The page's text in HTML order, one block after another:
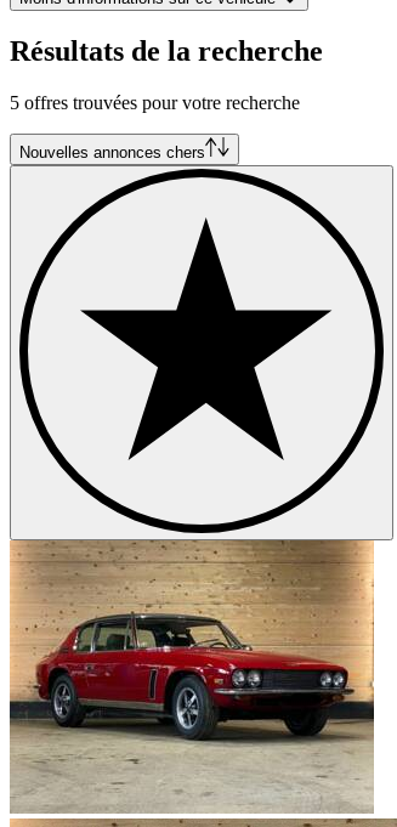
Résultats de la recherche
5 offres trouvées pour votre recherche
Nouvelles annonces chers